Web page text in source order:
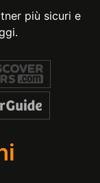
più sicuri e